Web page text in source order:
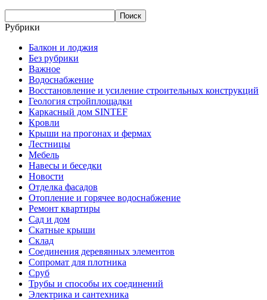
Рубрики
Балкон и лоджия
Без рубрики
Важное
Водоснабжение
Восстановление и усиление строительных конструкций
Геология стройплощадки
Каркасный дом SINTEF
Кровли
Крыши на прогонах и фермах
Лестницы
Мебель
Навесы и беседки
Новости
Отделка фасадов
Отопление и горячее водоснабжение
Ремонт квартиры
Сад и дом
Скатные крыши
Склад
Соединения деревянных элементов
Сопромат для плотника
Сруб
Трубы и способы их соединений
Электрика и сантехника